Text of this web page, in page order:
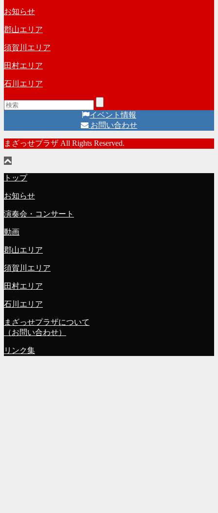
お知らせ
郡山エリア
須賀川エリア
田村エリア
石川エリア
イベント情報
お問い合わせ
まざっせプラザ All Rights Reserved.
トップ
お知らせ
演奏会・コンサート
動画
郡山エリア
須賀川エリア
田村エリア
石川エリア
まざっせプラザについて
（お問い合わせ）
リンク集